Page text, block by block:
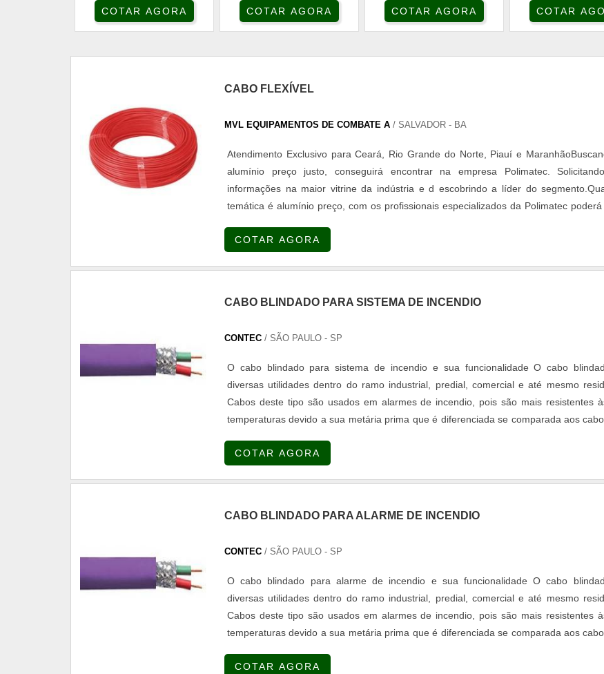
COTAR AGORA COTAR AGORA COTAR AGORA COTAR
CABO FLEXÍVEL
MVL EQUIPAMENTOS DE COMBATE A / SALVADOR - BA
Atendimento Exclusivo para Ceará, Rio Grande do Norte, Piauí e
alumínio preço justo, conseguirá encontrar na empresa Polimatec.
informações na maior vitrine da indústria e d escobrindo a líder do
temática é alumínio preço, com os profissionais especializados da Polimatec poderá
ALUMÍNIO PREÇOHá m...
COTAR AGORA
CABO BLINDADO PARA SISTEMA DE INCENDIO
CONTEC / SÃO PAULO - SP
O cabo blindado para sistema de incendio e sua funcionalidade O cabo
diversas utilidades dentro do ramo industrial, predial, comercial e até mesmo
Cabos deste tipo são usados em alarmes de incendio, pois são mais resistentes
temperaturas devido a sua metária prima que é diferenciada se comparada aos
eletrom...
COTAR AGORA
CABO BLINDADO PARA ALARME DE INCENDIO
CONTEC / SÃO PAULO - SP
O cabo blindado para alarme de incendio e sua funcionalidade O cabo
diversas utilidades dentro do ramo industrial, predial, comercial e até mesmo
Cabos deste tipo são usados em alarmes de incendio, pois são mais resistentes
temperaturas devido a sua metária prima que é diferenciada se comparada aos
eletroma...
COTAR AGORA